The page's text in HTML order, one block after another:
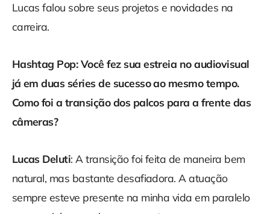
Lucas falou sobre seus projetos e novidades na
carreira.
Hashtag Pop: Você fez sua estreia no audiovisual
já em duas séries de sucesso ao mesmo tempo.
Como foi a transição dos palcos para a frente das
câmeras?
Lucas Deluti: A transição foi feita de maneira bem
natural, mas bastante desafiadora. A atuação
sempre esteve presente na minha vida em paralelo